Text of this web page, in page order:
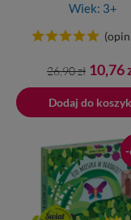
Wiek: 3+
Cena
podstawowa
26,90 zł Cena
10,76
Dodaj do
Dodano do